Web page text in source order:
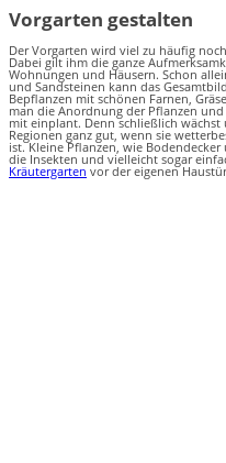
Vorgarten gestalten
Der Vorgarten wird viel zu häufig
Dabei gilt ihm die ganze
Wohnungen und Häusern. Schon
und Sandsteinen kann das
Bepflanzen mit schönen Farnen,
man die Anordnung der Pflanzen
mit einplant. Denn schließlich
Regionen ganz gut, wenn sie
ist. Kleine Pflanzen, wie
die Insekten und vielleicht sogar
Kräutergarten vor der eigenen